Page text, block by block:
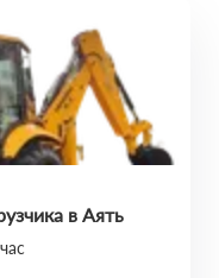
в Аять